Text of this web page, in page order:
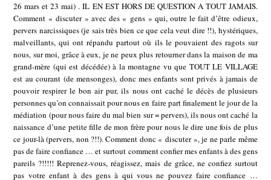
26 mars et 23 mai) . IL EN EST HORS DE QUESTION A TOUT JAMAIS.
Comment « discuter » avec des « gens » qui, outre le fait d’être odieux,
pervers narcissiques (je sais très bien ce que cela veut dire !!), hystériques,
malveillants, qui ont répandu partout où ils le pouvaient des ragots sur
nous, sur moi, grâce à eux, je ne peux plus retourner dans la maison de ma
grand-mère (qui est décédée) à la montagne vu que TOUT LE VILLAGE
est au courant (de mensonges), donc mes enfants sont privés à jamais de
pouvoir respirer le bon air pur, ils nous ont caché le décès de plusieurs
personnes qu’on connaissait pour nous en faire part finalement le jour de la
médiation (pour nous faire du mal bien sur = pervers), ils nous ont caché la
naissance d’une petite fille de mon frère pour nous le dire une fois de plus
ce jour-là (pervers, non ?!!). Comment donc « discuter », je ne parle même
pas de faire confiance … et surtout comment confier mes enfants à des gens
pareils ?!!!!! Reprenez-vous, réagissez, mais de grâce, ne confiez surtout
pas votre enfant à des gens à qui vous ne pouvez faire confiance …